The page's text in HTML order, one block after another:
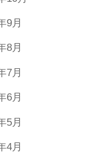
9月
8月
7月
6月
5月
4月